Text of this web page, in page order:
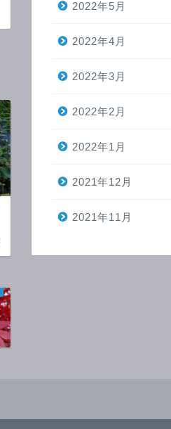
2022年5月
2022年4月
2022年3月
2022年2月
2022年1月
2021年12月
2021年11月